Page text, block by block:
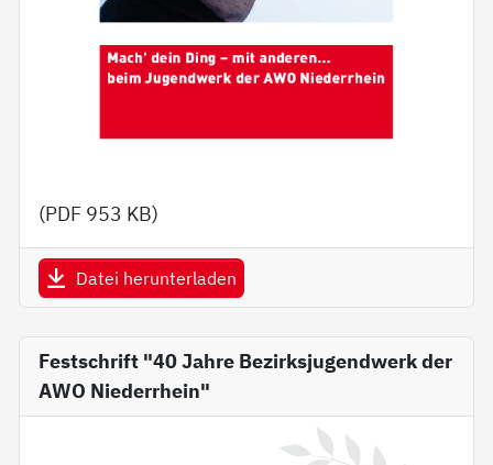
(PDF 953 KB)
Datei herunterladen
Festschrift "40 Jahre Bezirksjugendwerk der
AWO Niederrhein"